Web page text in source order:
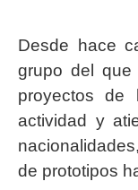
Desde hace
grupo del que
proyectos de
actividad y
de prototipos